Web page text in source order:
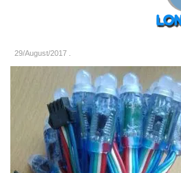
29/August/2017